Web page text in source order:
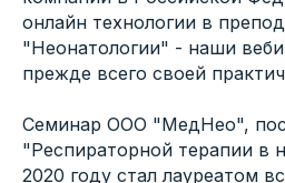
онлайн технологии в
"Неонатологии" - наши
прежде всего своей
Семинар ООО "МедНео",
"Респираторной терапии в
2020 году стал лауреатом